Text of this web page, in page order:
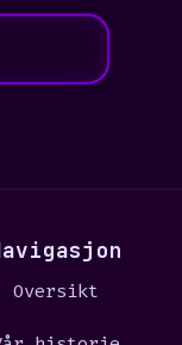
Oversikt